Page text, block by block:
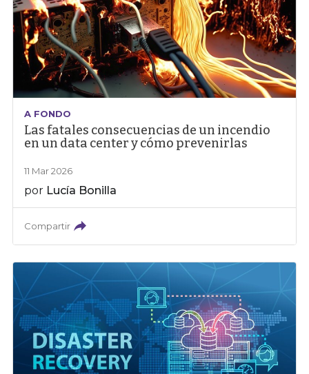
A FONDO
Las fatales consecuencias de un incendio
en un data center y cómo prevenirlas
11 Mar 2026
por Lucía Bonilla
Compartir